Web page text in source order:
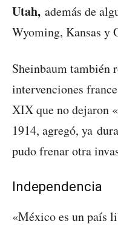
Utah, además de
Wyoming, Kansas y
Sheinbaum también
intervenciones
XIX que no dejaron
1914, agregó, ya
pudo frenar otra
Independencia
«México es un país